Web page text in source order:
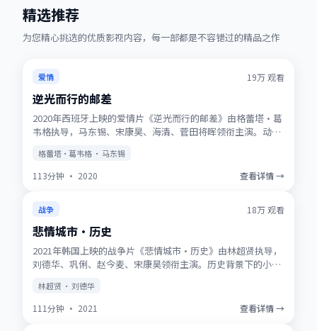
精选推荐
为您精心挑选的优质影视内容，每一部都是不容错过的精品之作
热播 ★7.2
爱情 19万观看
逆光而行的邮差
2020年西班牙上映的爱情片《逆光而行的邮差》由格蕾塔·葛
韦格执导，马东锡、宋康昊、海清、菅田将晖领衔主演。动画
度选择，观影体验稳定流畅。
格蕾塔·葛韦格 · 马东锡
113分钟 · 2020 查看详情 →
获奖 ★9.7
战争 18万观看
悲情城市·历史
2021年韩国上映的战争片《悲情城市·历史》由林超贤执导，
刘德华、巩俐、赵今麦、宋康昊领衔主演。历史背景下的小人
新，支持多终端流畅播放。
林超贤 · 刘德华
111分钟 · 2021 查看详情 →